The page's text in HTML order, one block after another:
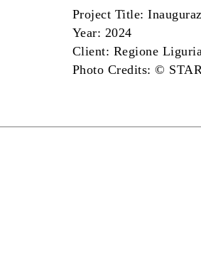
Project Title:
Year: 2024
Client: Regione
Photo Credits: ©